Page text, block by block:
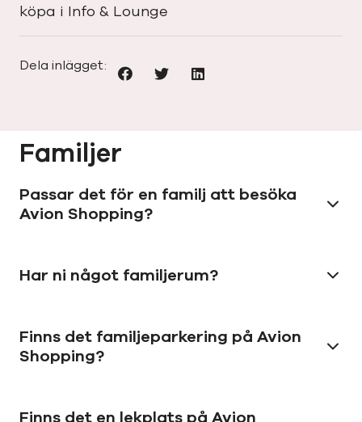
köpa i Info & Lounge
Dela inlägget:
Familjer
Passar det för en familj att besöka
Avion Shopping?
Har ni något familjerum?
Finns det familjeparkering på Avion
Shopping?
Finns det en lekplats på Avion